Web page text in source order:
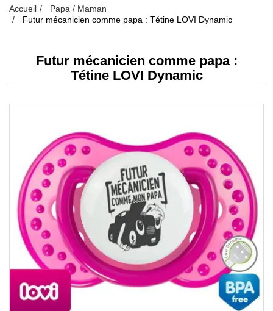
Accueil
Papa / Maman
Futur mécanicien comme papa : Tétine LOVI Dynamic
Futur mécanicien comme papa :
Tétine LOVI Dynamic